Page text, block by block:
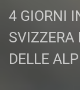
4 GIORNI
SVIZZERA
DELLE